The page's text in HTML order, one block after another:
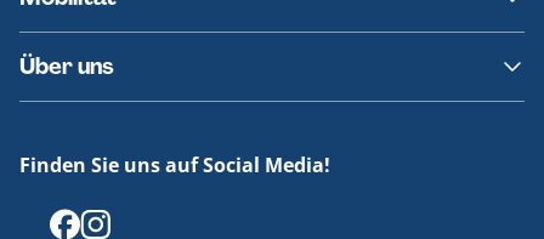
Fundsachen
Häufige Fragen
Barrierefreies Reisen
Erklärung Barrierefreiheit
Über uns
Offenlegungen
Finden Sie uns auf Social Media!